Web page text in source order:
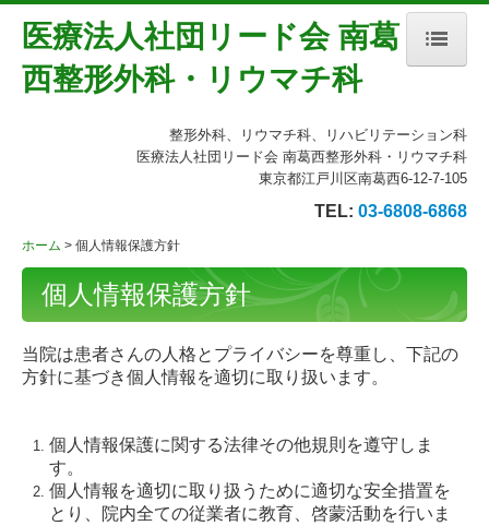
ホーム
地図、交通案内
個人情報保護方針
医療法人社団リード会 南葛
西整形外科・リウマチ科
整形外科、リウマチ科、リハビリテーション科
医療法人社団リード会 南葛西整形外科・リウマチ科
東京都江戸川区南葛西6-12-7-105
TEL: 03-6808-6868
ホーム 個人情報保護方針
個人情報保護方針
当院は患者さんの人格とプライバシーを尊重し、下記の
方針に基づき個人情報を適切に取り扱います。
個人情報保護に関する法律その他規則を遵守しま
す。
個人情報を適切に取り扱うために適切な安全措置を
とり、院内全ての従業者に教育、啓蒙活動を行いま